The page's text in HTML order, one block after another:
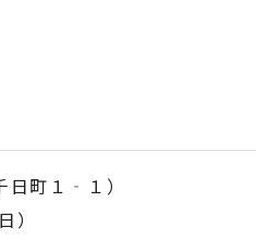
日町１‐１）